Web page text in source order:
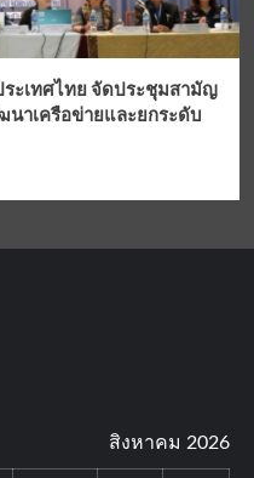
ะเทศไทย จัดประชุมสามัญ
นาเครือข่ายและยกระดับ
สิงหาคม 2026